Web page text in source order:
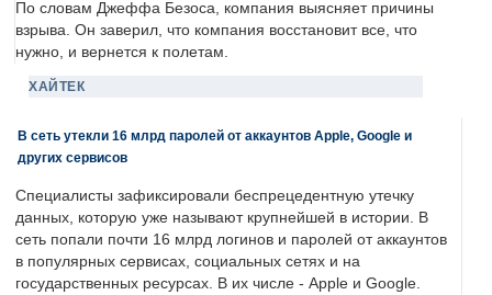
По словам Джеффа Безоса, компания выясняет причины
взрыва. Он заверил, что компания восстановит все, что
нужно, и вернется к полетам.
ХАЙТЕК
В сеть утекли 16 млрд паролей от аккаунтов Apple, Google и
других сервисов
Специалисты зафиксировали беспрецедентную утечку
данных, которую уже называют крупнейшей в истории. В
сеть попали почти 16 млрд логинов и паролей от аккаунтов
в популярных сервисах, социальных сетях и на
государственных ресурсах. В их числе - Apple и Google.